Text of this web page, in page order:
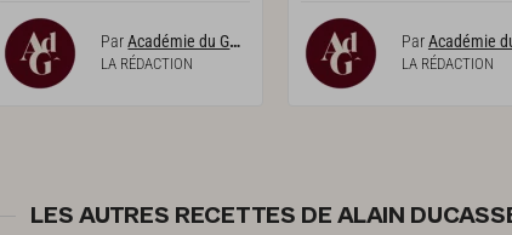
ParAcadémie du Goût
LA RÉDACTION
ParAcadémie du
LA RÉDACTION
LES AUTRES RECETTES DE ALAIN